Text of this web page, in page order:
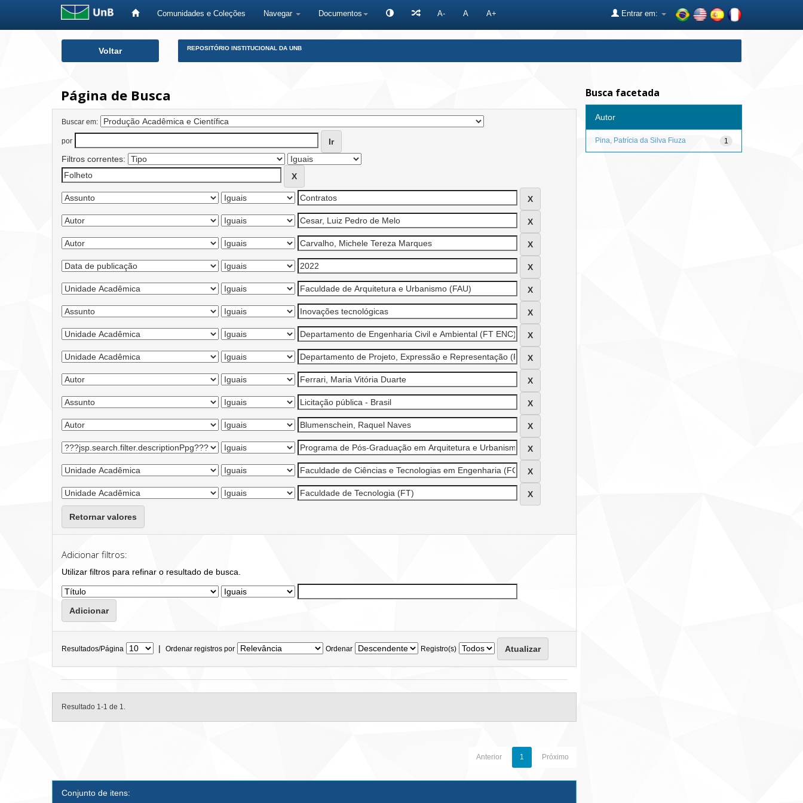
Comunidades e Coleções Navegar Documentos A- A A+ Entrar em:
Voltar REPOSITÓRIO INSTITUCIONAL DA UNB
Página de Busca
Buscar em:
por
Filtros correntes:
Retornar valores
Adicionar filtros:
Utilizar filtros para refinar o resultado de busca.
Resultados/Página | Ordenar registros por Ordenar Registro(s)
Resultado 1-1 de 1.
Anterior 1 Próximo
Conjunto de itens:
Busca facetada
Autor
1
Pina, Patrícia da Silva Fiuza